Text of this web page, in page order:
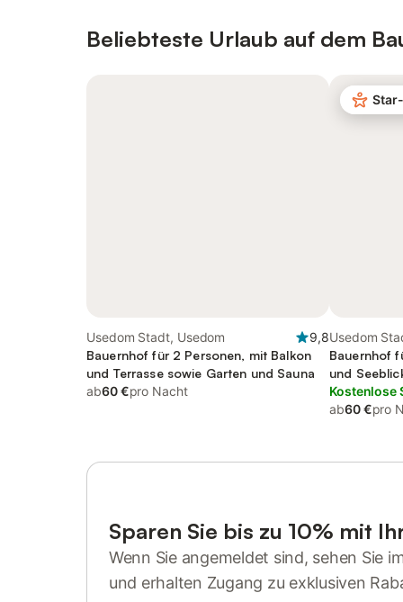
Beliebteste Urlaub auf dem
Usedom Stadt, Usedom
9,8
Bauernhof für 2 Personen, mit Balkon
und Terrasse sowie Garten und Sauna
ab60 €pro Nacht
Usedom
Bauernhof
und
Kostenlose
ab60 €pro
Sparen Sie bis zu 10% mit
Wenn Sie angemeldet sind, sehen Sie
und erhalten Zugang zu exklusiven